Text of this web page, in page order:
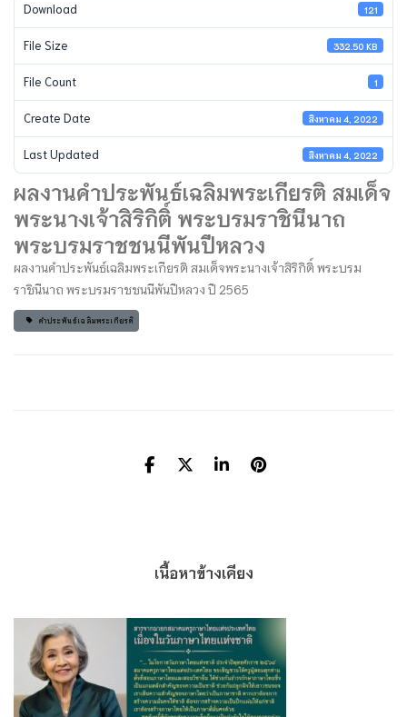
Download 121
File Size 332.50 KB
File Count 1
Create Date สิงหาคม 4, 2022
Last Updated สิงหาคม 4, 2022
ผลงานคำประพันธ์เฉลิมพระเกียรติ สมเด็จ
พระนางเจ้าสิริกิติ์ พระบรมราชินีนาถ
พระบรมราชชนนีพันปีหลวง
ผลงานคำประพันธ์เฉลิมพระเกียรติ สมเด็จพระนางเจ้าสิริกิติ์ พระบรม
ราชินีนาถ พระบรมราชชนนีพันปีหลวง ปี 2565
คำประพันธ์เฉลิมพระเกียรติ
เนื้อหาข้างเคียง